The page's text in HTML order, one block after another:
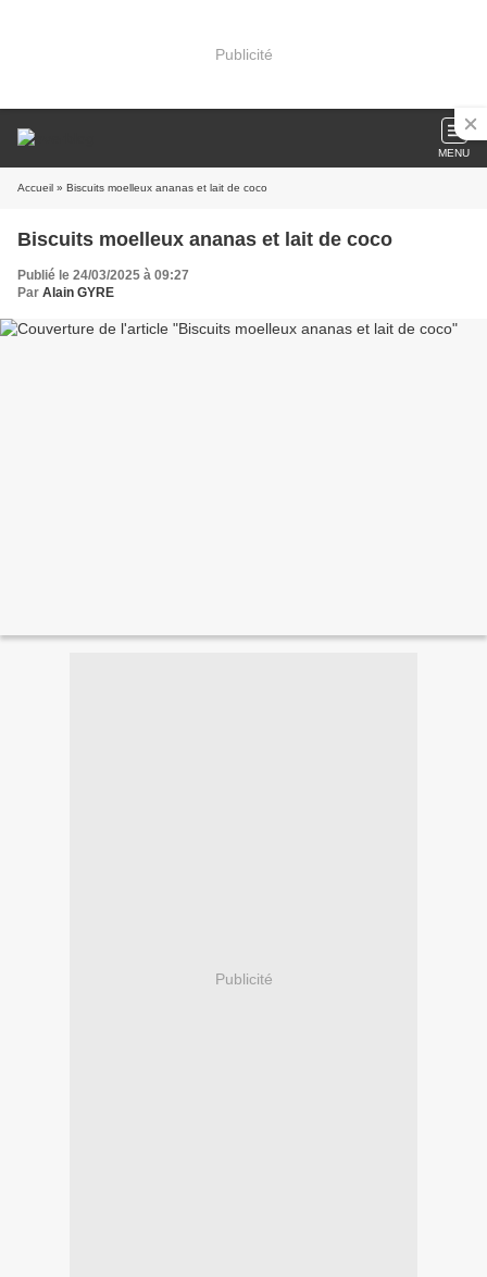
Publicité
MENU
Accueil » Biscuits moelleux ananas et lait de coco
Biscuits moelleux ananas et lait de coco
Publié le 24/03/2025 à 09:27
Par Alain GYRE
Publicité